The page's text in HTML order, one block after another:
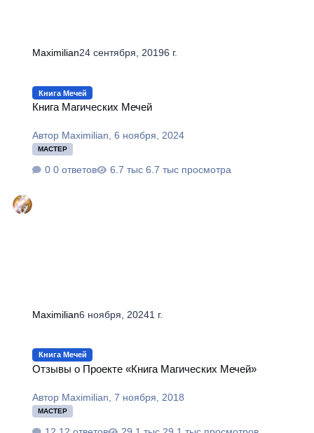
Maximilian24 сентября, 20196 г.
Книга Мечей
Книга Магических Мечей
Автор Maximilian ,6 ноября, 2024
МАСТЕР
0 ответов 6.7 тыс просмотра
Maximilian6 ноября, 20241 г.
Книга Мечей
Отзывы о Проекте «Книга Магических Мечей»
Автор Maximilian ,7 ноября, 2018
МАСТЕР